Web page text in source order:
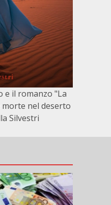
e il romanzo "La
nel deserto
Silvestri